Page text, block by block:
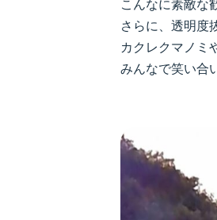
こんなに素敵な
さらに、透明度
カクレクマノミ
みんなで笑い合